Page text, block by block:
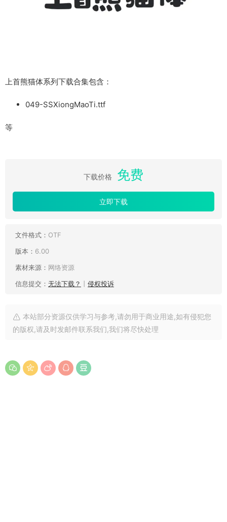
上首熊猫体系列下载合集包含：
049-SSXiongMaoTi.ttf
等
下载价格 免费
立即下载
文件格式： OTF
版本： 6.00
素材来源： 网络资源
信息提交： 无法下载？ 侵权投诉
本站部分资源仅供学习与参考,请勿用于商业用途,如有侵犯您
的版权,请及时发邮件联系我们,我们将尽快处理